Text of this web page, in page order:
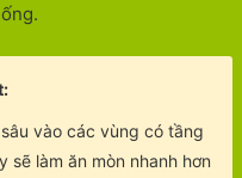
vào các vùng có tầng
sẽ làm ăn mòn nhanh hơn